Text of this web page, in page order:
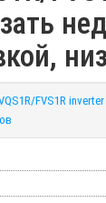
FVS1R inverter